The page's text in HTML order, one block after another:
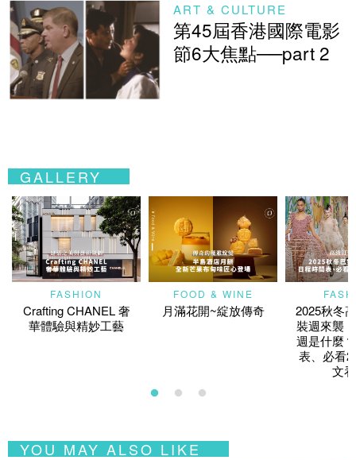
ART & CULTURE
第45屆香港國際電影
節6大焦點──part 2
GALLERY
FASHION
Crafting CHANEL 奢
華體驗與精妙工藝
FOOD & WINE
月滿花開~綻放傳奇
2025秋冬
裝週來襲
週是什麼
表、必看
文
YOU MAY ALSO LIKE